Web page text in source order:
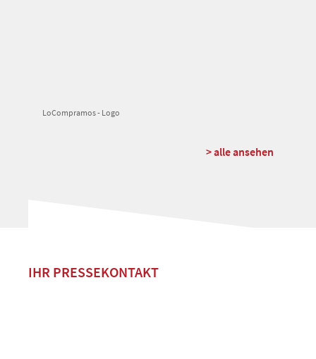
LoCompramos - Logo
> alle ansehen
IHR PRESSEKONTAKT